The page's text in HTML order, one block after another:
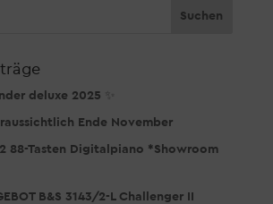
deluxe 2025 ✨
Ende November
2 88-Tasten Digitalpiano *Showroom
B&S 3143/2-L Challenger II